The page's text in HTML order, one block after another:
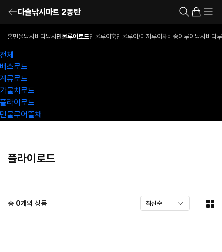
다솔낚시마트 2동탄
홈민물낚시 바다낚시 민물루어로드민물루어훅민물루어/미끼 루어채비 송어루어낚시 바다
전체
배스로드
계류로드
가물치로드
플라이로드
민물루어뜰채
플라이로드
총 0개의 상품